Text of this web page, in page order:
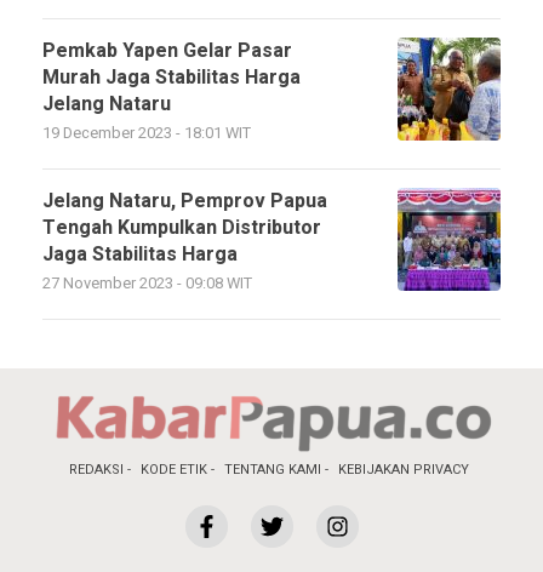
Pemkab Yapen Gelar Pasar
Murah Jaga Stabilitas Harga
Jelang Nataru
19 December 2023 - 18:01 WIT
Jelang Nataru, Pemprov Papua
Tengah Kumpulkan Distributor
Jaga Stabilitas Harga
27 November 2023 - 09:08 WIT
REDAKSI KODE ETIK TENTANG KAMI KEBIJAKAN PRIVACY